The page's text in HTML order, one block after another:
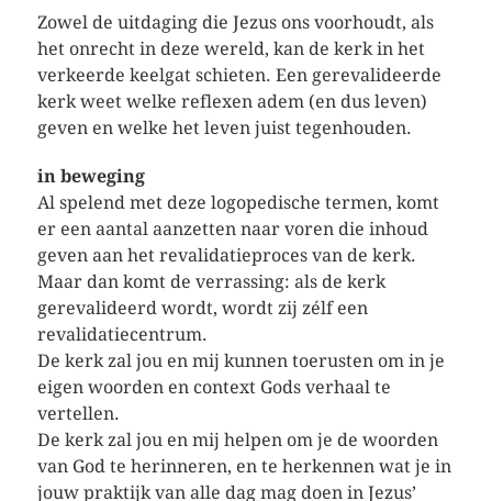
Zowel de uitdaging die Jezus ons voorhoudt, als
het onrecht in deze wereld, kan de kerk in het
verkeerde keelgat schieten. Een gerevalideerde
kerk weet welke reflexen adem (en dus leven)
geven en welke het leven juist tegenhouden.
in beweging
Al spelend met deze logopedische termen, komt
er een aantal aanzetten naar voren die inhoud
geven aan het revalidatieproces van de kerk.
Maar dan komt de verrassing: als de kerk
gerevalideerd wordt, wordt zij zélf een
revalidatiecentrum.
De kerk zal jou en mij kunnen toerusten om in je
eigen woorden en context Gods verhaal te
vertellen.
De kerk zal jou en mij helpen om je de woorden
van God te herinneren, en te herkennen wat je in
jouw praktijk van alle dag mag doen in Jezus’